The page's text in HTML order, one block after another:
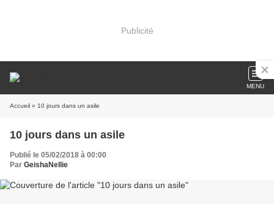
Publicité
MENU
Accueil » 10 jours dans un asile
10 jours dans un asile
Publié le 05/02/2018 à 00:00
Par GeishaNellie